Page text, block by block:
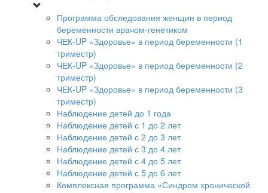
Программа обследования женщин в период
беременности врачом-генетиком
ЧЕК-UP «Здоровье» в период беременности (1
триместр)
ЧЕК-UP «Здоровье» в период беременности (2
триместр)
ЧЕК-UP «Здоровье» в период беременности (3
триместр)
Наблюдение детей до 1 года
Наблюдение детей с 1 до 2 лет
Наблюдение детей с 2 до 3 лет
Наблюдение детей с 3 до 4 лет
Наблюдение детей с 4 до 5 лет
Наблюдение детей с 5 до 6 лет
Комплексная программа «Синдром хронической